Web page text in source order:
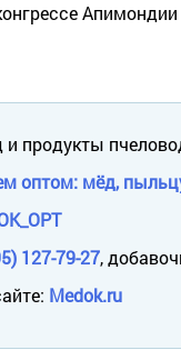
продукты
оптом: мёд,
127-79-27,
Medok.ru